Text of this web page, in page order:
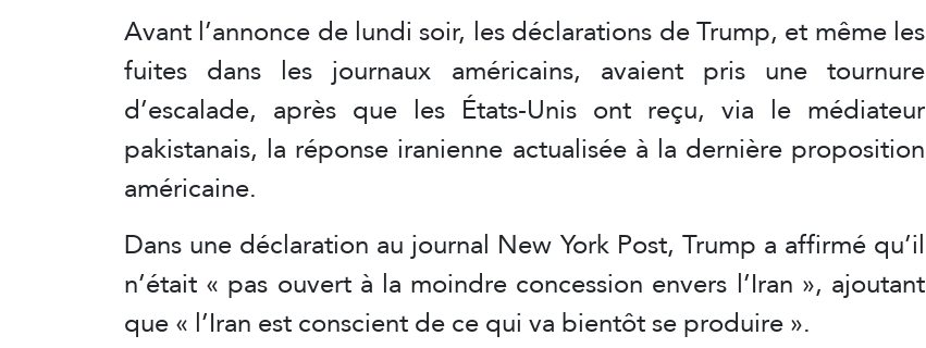
Avant l’annonce de lundi soir, les déclarations de Trump, et même les
fuites dans les journaux américains, avaient pris une tournure
d’escalade, après que les États-Unis ont reçu, via le médiateur
pakistanais, la réponse iranienne actualisée à la dernière proposition
américaine.
Dans une déclaration au journal New York Post, Trump a affirmé qu’il
n’était « pas ouvert à la moindre concession envers l’Iran », ajoutant
que « l’Iran est conscient de ce qui va bientôt se produire ».